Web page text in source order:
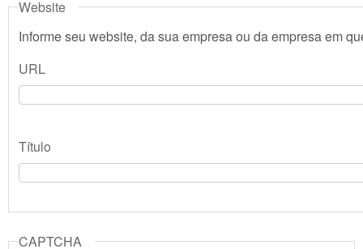
Website
Informe seu website, da sua empresa ou da empresa em
URL
Título
CAPTCHA